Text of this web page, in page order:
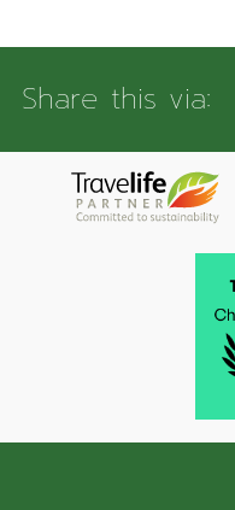
Share this via: